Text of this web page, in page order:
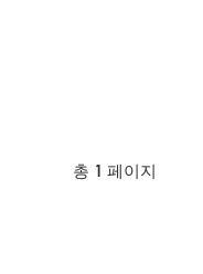
총 1 페이지